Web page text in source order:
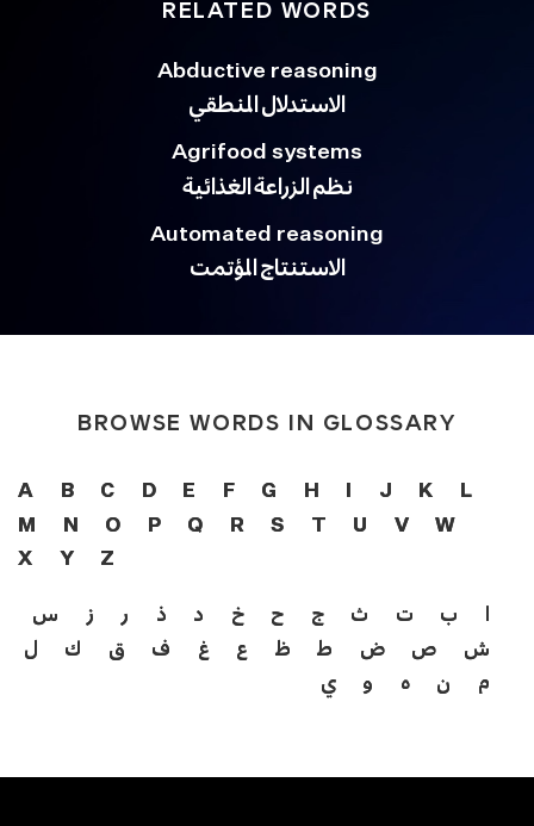
RELATED WORDS
Abductive reasoning
الاستدلال المنطقي
Agrifood systems
نظم الزراعة الغذائية
Automated reasoning
الاستنتاج المؤتمت
BROWSE WORDS IN GLOSSARY
A B C D E F G H I J K
L
M
N O P Q R S T U V
W
X
Y Z
ا ب ت ث ج ح خ د ذ ر ز
س
ش
ص ض ط ظ ع غ ف ق ك
ل
م
ن ه و ي